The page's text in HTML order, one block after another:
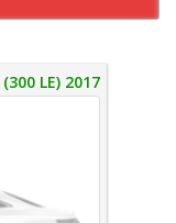
(300 LE) 2017